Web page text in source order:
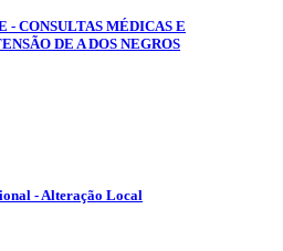
- CONSULTAS MÉDICAS E
DE A DOS NEGROS
- Alteração Local